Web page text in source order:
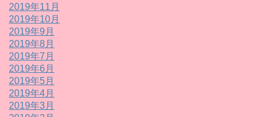
2019年11月
2019年10月
2019年9月
2019年8月
2019年7月
2019年6月
2019年5月
2019年4月
2019年3月